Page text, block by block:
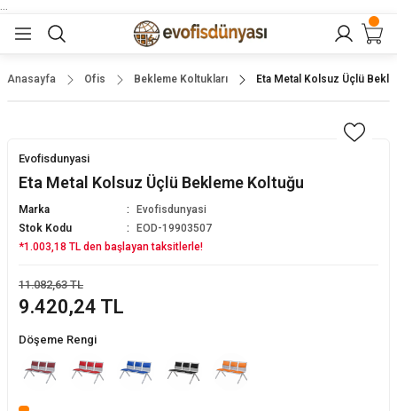
Geri Dön
Geri Dön
Geri Dön
Geri Dön
Sandalyesi
Geri Dön
Anasayfa Ofis Bekleme Koltukları Eta Metal Kolsuz Üçlü
Evofisdunyasi
Eta Metal Kolsuz Üçlü Bekleme Koltuğu
Marka
Evofisdunyasi
Stok Kodu
EOD-19903507
*1.003,18 TL den başlayan taksitlerle!
9.420,24 TL
11.082,63 TL
Döşeme Rengi